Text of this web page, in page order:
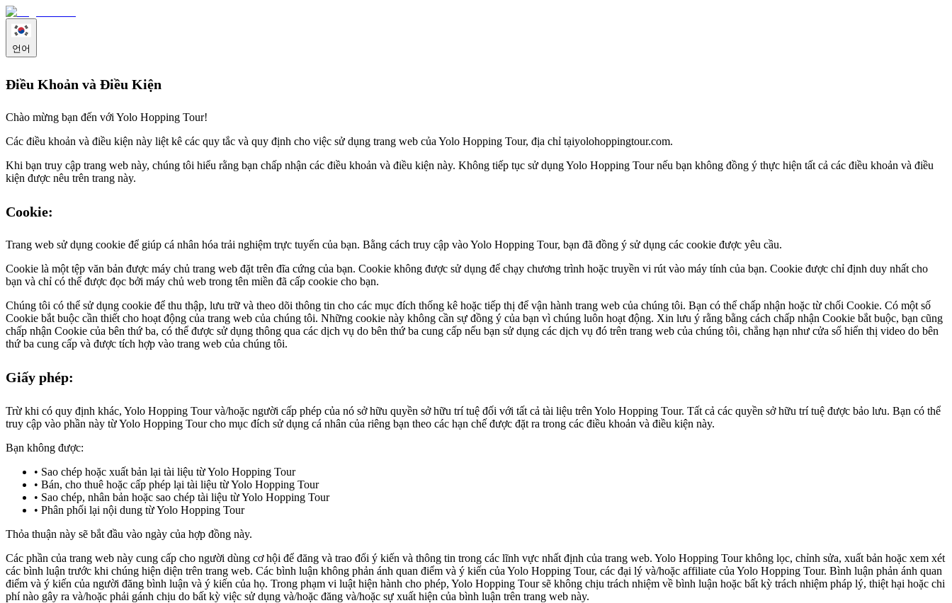
언어
Điều Khoản và Điều Kiện
Chào mừng bạn đến với Yolo Hopping Tour!
Các điều khoản và điều kiện này liệt kê các quy tắc và quy định cho việc sử dụng trang web của Yolo Hopping Tour, địa chỉ tạiyolohoppingtour.com.
Khi bạn truy cập trang web này, chúng tôi hiểu rằng bạn chấp nhận các điều khoản và điều kiện này. Không tiếp tục sử dụng Yolo Hopping Tour nếu bạn không đồng ý thực hiện tất cả các điều khoản và điều
kiện được nêu trên trang này.
Cookie:
Trang web sử dụng cookie để giúp cá nhân hóa trải nghiệm trực tuyến của bạn. Bằng cách truy cập vào Yolo Hopping Tour, bạn đã đồng ý sử dụng các cookie được yêu cầu.
Cookie là một tệp văn bản được máy chủ trang web đặt trên đĩa cứng của bạn. Cookie không được sử dụng để chạy chương trình hoặc truyền vi rút vào máy tính của bạn. Cookie được chỉ định duy nhất cho
bạn và chỉ có thể được đọc bởi máy chủ web trong tên miền đã cấp cookie cho bạn.
Chúng tôi có thể sử dụng cookie để thu thập, lưu trữ và theo dõi thông tin cho các mục đích thống kê hoặc tiếp thị để vận hành trang web của chúng tôi. Bạn có thể chấp nhận hoặc từ chối Cookie. Có một số
Cookie bắt buộc cần thiết cho hoạt động của trang web của chúng tôi. Những cookie này không cần sự đồng ý của bạn vì chúng luôn hoạt động. Xin lưu ý rằng bằng cách chấp nhận Cookie bắt buộc, bạn cũng
chấp nhận Cookie của bên thứ ba, có thể được sử dụng thông qua các dịch vụ do bên thứ ba cung cấp nếu bạn sử dụng các dịch vụ đó trên trang web của chúng tôi, chẳng hạn như cửa sổ hiển thị video do bên
thứ ba cung cấp và được tích hợp vào trang web của chúng tôi.
Giấy phép:
Trừ khi có quy định khác, Yolo Hopping Tour và/hoặc người cấp phép của nó sở hữu quyền sở hữu trí tuệ đối với tất cả tài liệu trên Yolo Hopping Tour. Tất cả các quyền sở hữu trí tuệ được bảo lưu. Bạn có thể
truy cập vào phần này từ Yolo Hopping Tour cho mục đích sử dụng cá nhân của riêng bạn theo các hạn chế được đặt ra trong các điều khoản và điều kiện này.
Bạn không được:
Sao chép hoặc xuất bản lại tài liệu từ Yolo Hopping Tour
Bán, cho thuê hoặc cấp phép lại tài liệu từ Yolo Hopping Tour
Sao chép, nhân bản hoặc sao chép tài liệu từ Yolo Hopping Tour
Phân phối lại nội dung từ Yolo Hopping Tour
Thỏa thuận này sẽ bắt đầu vào ngày của hợp đồng này.
Các phần của trang web này cung cấp cho người dùng cơ hội để đăng và trao đổi ý kiến ​​và thông tin trong các lĩnh vực nhất định của trang web. Yolo Hopping Tour không lọc, chỉnh sửa, xuất bản hoặc xem xét
các bình luận trước khi chúng hiện diện trên trang web. Các bình luận không phản ánh quan điểm và ý kiến ​​của Yolo Hopping Tour, các đại lý và/hoặc affiliate của Yolo Hopping Tour. Bình luận phản ánh quan
điểm và ý kiến ​​của người đăng bình luận và ý kiến ​​của họ. Trong phạm vi luật hiện hành cho phép, Yolo Hopping Tour sẽ không chịu trách nhiệm về bình luận hoặc bất kỳ trách nhiệm pháp lý, thiệt hại hoặc chi
phí nào gây ra và/hoặc phải gánh chịu do bất kỳ việc sử dụng và/hoặc đăng và/hoặc sự xuất hiện của bình luận trên trang web này.